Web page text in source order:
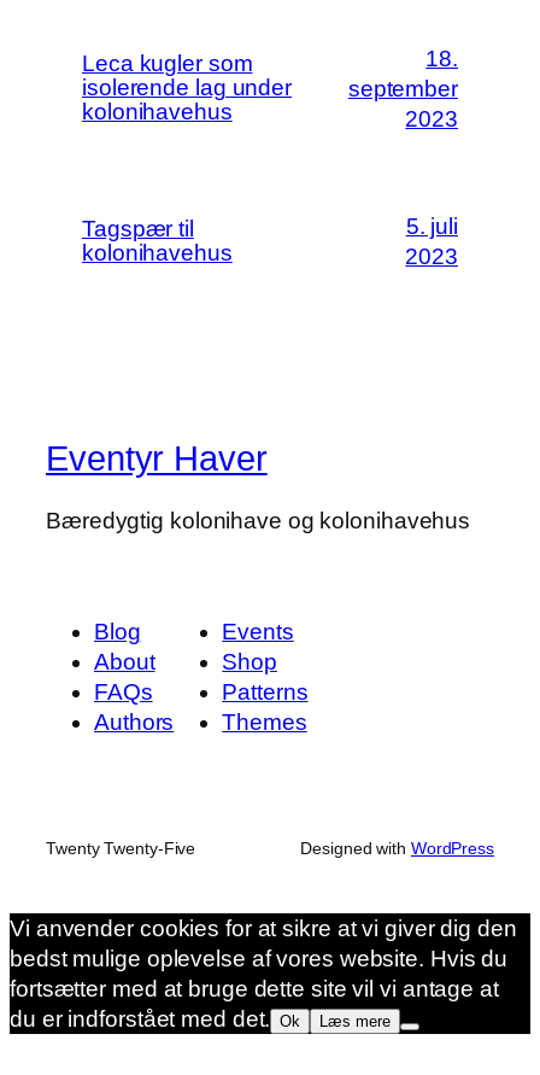
Leca kugler som
isolerende lag under
kolonihavehus
18.
september
2023
Tagspær til
kolonihavehus
5. juli
2023
Eventyr Haver
Bæredygtig kolonihave og kolonihavehus
Blog
About
FAQs
Authors
Events
Shop
Patterns
Themes
Twenty Twenty-Five Designed with WordPress
Vi anvender cookies for at sikre at vi giver dig den
bedst mulige oplevelse af vores website. Hvis du
fortsætter med at bruge dette site vil vi antage at
du er indforstået med det. Ok Læs mere